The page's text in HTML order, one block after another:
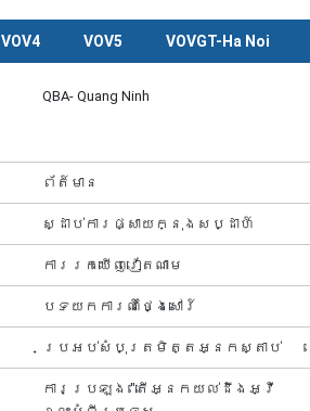
VOV4 VOV5 VOVGT-Ha Noi
QBA- Quang Ninh
ព័ត៍មាន
ស្ដាប់ការផ្សាយក្នុងសប្ដាហ៍
ការរកឃើញវៀតណាម
បទយកការណ៍ថ្ងៃសៅរ៍
ប្រអប់សំបុត្រមិត្តអ្នកស្តាប់
ការប្រឡង "តើអ្នក​យល់ដឹងអ្វី